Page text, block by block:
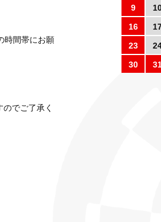
時間帯にお願
でご了承く
9
16
23
30